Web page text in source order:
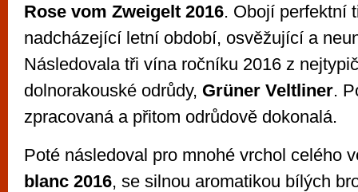
Rose vom Zweigelt 2016. Obojí perfektní
nadcházející letní období, osvěžující a
Následovala tři vína ročníku 2016 z
dolnorakouské odrůdy, Grüner Veltliner.
zpracovaná a přitom odrůdově dokonalá.
Poté následoval pro mnohé vrchol celého
blanc 2016, se silnou aromatikou bílých